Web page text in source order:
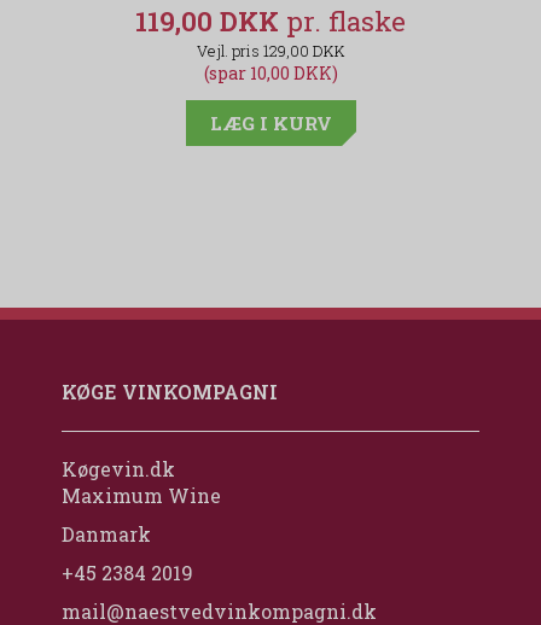
119,00 DKK
129,00 DKK
(spar 10,00 DKK)
LÆG I KURV
KØGE VINKOMPAGNI
Køgevin.dk
Maximum Wine
Danmark
+45 2384 2019
mail@naestvedvinkompagni.dk